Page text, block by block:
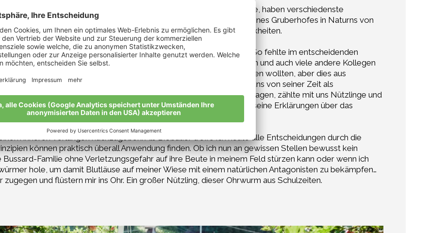
Obwohl ich schon seit über fünfzehn Jahren einer werden wollte, haben verschiedenste
Zweifel gesorgt. Im Jahr 2002 wurde die gesamte Hofstelle meines Gruberhofes in Naturns von
und Feuerbrand, leider im Obstbau vorkommende Krankheiten.
wollte, bescherte eine sehr kalte Blütezeit große Ernteausfälle. So fehlte im entscheidenden
Irgendwie ein mentales Drama, wenn ich bedenke, wie sehr ich und auch viele andere Kollegen
unseres Professors an der Landwirtschaftsschule in die Tat umsetzen wollten, aber dies aus
Professor hat uns alle sehr stark im Denken geprägt. Er erzählte uns von seiner Zeit als
von echter Nachhaltigkeit im Obstbau. Er besuchte mit uns Bioanlagen, zählte mit uns Nützlinge und
und zu den „Waffen“ laufen, wenn man mal eine Laus sieht. Auch seine Erklärungen über das
werde ich nie vergessen.
inneren Verlangen nachzugeben. Als Biobauer treffe ich heute alle Entscheidungen durch die
können praktisch überall Anwendung finden. Ob ich nun an gewissen Stellen bewusst kein
Familie ohne Verletzungsgefahr auf ihre Beute in meinem Feld stürzen kann oder wenn ich
hole, um damit Blutläuse auf meiner Wiese mit einem natürlichen Antagonisten zu bekämpfen…
und flüstern mir ins Ohr. Ein großer Nützling, dieser Ohrwurm aus Schulzeiten.